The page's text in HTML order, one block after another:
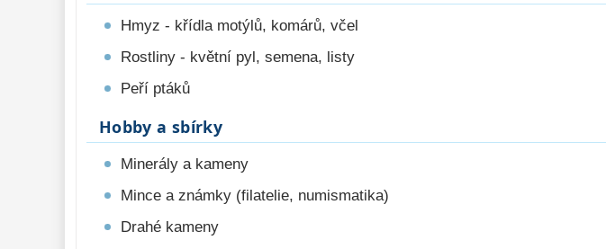
Hmyz - křídla motýlů, komárů, včel
Rostliny - květní pyl, semena, listy
Peří ptáků
Hobby a sbírky
Minerály a kameny
Mince a známky (filatelie, numismatika)
Drahé kameny